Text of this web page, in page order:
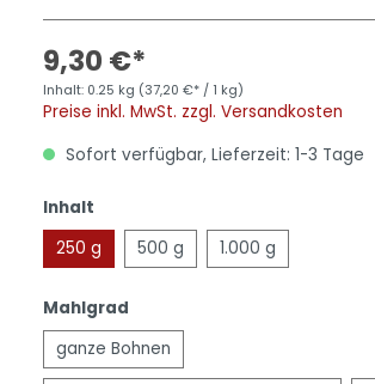
9,30 €*
Inhalt: 0.25 kg (37,20 €* / 1 kg)
Preise inkl. MwSt. zzgl. Versandkosten
Sofort verfügbar, Lieferzeit: 1-3 Tage
Inhalt
250 g
500 g 1.000 g
Mahlgrad
ganze Bohnen